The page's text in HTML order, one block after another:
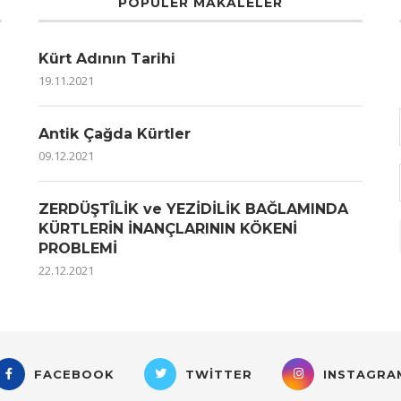
Kürt Adının Tarihi
19.11.2021
Antik Çağda Kürtler
09.12.2021
ZERDÜŞTÎLİK ve YEZİDİLİK BAĞLAMINDA
KÜRTLERİN İNANÇLARININ KÖKENİ
PROBLEMİ
22.12.2021
FACEBOOK TWITTER